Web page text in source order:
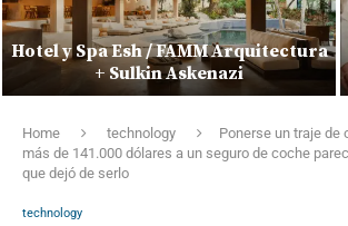
Hotel y Spa Esh / FAMM Arquitectura
+ Sulkin Askenazi
Home technology
Ponerse un traje de
más de 141.000 dólares a un seguro de coche
que dejó de serlo
technology